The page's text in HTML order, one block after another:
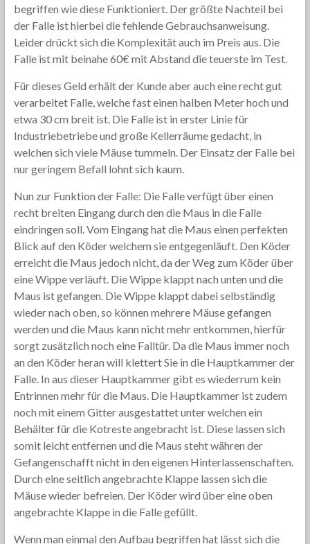
begriffen wie diese Funktioniert. Der größte Nachteil bei
der Falle ist hierbei die fehlende Gebrauchsanweisung.
Leider drückt sich die Komplexität auch im Preis aus. Die
Falle ist mit beinahe 60€ mit Abstand die teuerste im Test.
Für dieses Geld erhält der Kunde aber auch eine recht gut
verarbeitet Falle, welche fast einen halben Meter hoch und
etwa 30 cm breit ist. Die Falle ist in erster Linie für
Industriebetriebe und große Kellerräume gedacht, in
welchen sich viele Mäuse tummeln. Der Einsatz der Falle bei
nur geringem Befall lohnt sich kaum.
Nun zur Funktion der Falle: Die Falle verfügt über einen
recht breiten Eingang durch den die Maus in die Falle
eindringen soll. Vom Eingang hat die Maus einen perfekten
Blick auf den Köder welchem sie entgegenläuft. Den Köder
erreicht die Maus jedoch nicht, da der Weg zum Köder über
eine Wippe verläuft. Die Wippe klappt nach unten und die
Maus ist gefangen. Die Wippe klappt dabei selbständig
wieder nach oben, so können mehrere Mäuse gefangen
werden und die Maus kann nicht mehr entkommen, hierfür
sorgt zusätzlich noch eine Falltür. Da die Maus immer noch
an den Köder heran will klettert Sie in die Hauptkammer der
Falle. In aus dieser Hauptkammer gibt es wiederrum kein
Entrinnen mehr für die Maus. Die Hauptkammer ist zudem
noch mit einem Gitter ausgestattet unter welchen ein
Behälter für die Kotreste angebracht ist. Diese lassen sich
somit leicht entfernen und die Maus steht währen der
Gefangenschafft nicht in den eigenen Hinterlassenschaften.
Durch eine seitlich angebrachte Klappe lassen sich die
Mäuse wieder befreien. Der Köder wird über eine oben
angebrachte Klappe in die Falle gefüllt.
Wenn man einmal den Aufbau begriffen hat lässt sich die